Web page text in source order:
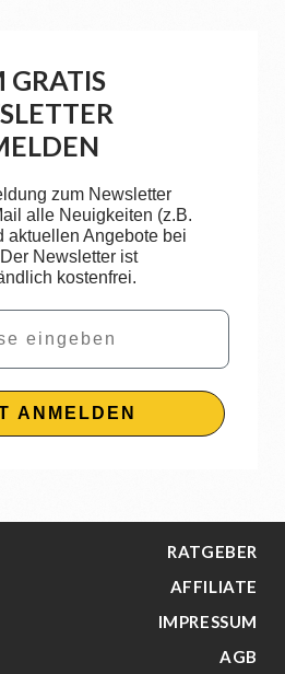
GRATIS
zum Newsletter
alle Neuigkeiten (z.B.
aktuellen Angebote bei
Newsletter ist
kostenfrei.
ANMELDEN
RATGEBER
AFFILIATE
IMPRESSUM
AGB